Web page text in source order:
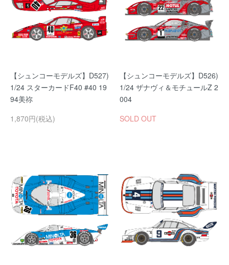
【シュンコーモデルズ】D527)
1/24 スターカードF40 #40 19
94美祢
1,870円(税込)
【シュンコーモデルズ】D526)
1/24 ザナヴィ＆モチュールZ 2
004
SOLD OUT